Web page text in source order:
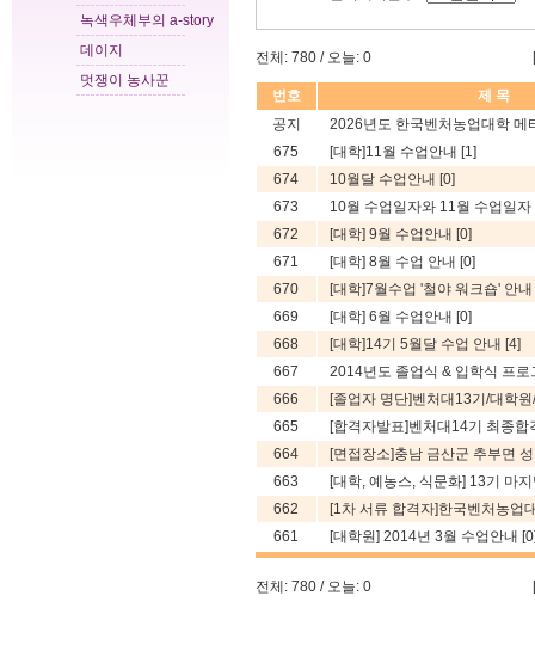
녹색우체부의 a-story
데이지
멋쟁이 농사꾼
전체: 780 / 오늘: 0
번호
제 목
공지
2026년도 한국벤처농업대학 메
675
[대학]11월 수업안내 [1]
674
10월달 수업안내 [0]
673
10월 수업일자와 11월 수업일
672
[대학] 9월 수업안내 [0]
671
[대학] 8월 수업 안내 [0]
670
[대학]7월수업 '철야 워크숍' 안내
669
[대학] 6월 수업안내 [0]
668
[대학]14기 5월달 수업 안내 [4]
667
2014년도 졸업식 & 입학식 프
666
[졸업자 명단]벤처대13기/대학
665
[합격자발표]벤처대14기 최종
664
[면접장소]충남 금산군 추부면
663
[대학, 예농스, 식문화] 13기 마
662
[1차 서류 합격자]한국벤처농업
661
[대학원] 2014년 3월 수업안내
전체: 780 / 오늘: 0